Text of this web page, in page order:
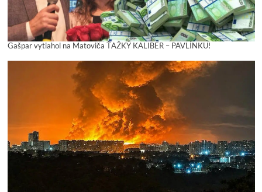
Gašpar vytiahol na Matoviča ŤAŽKÝ KALIBER – PAVLÍNKU!